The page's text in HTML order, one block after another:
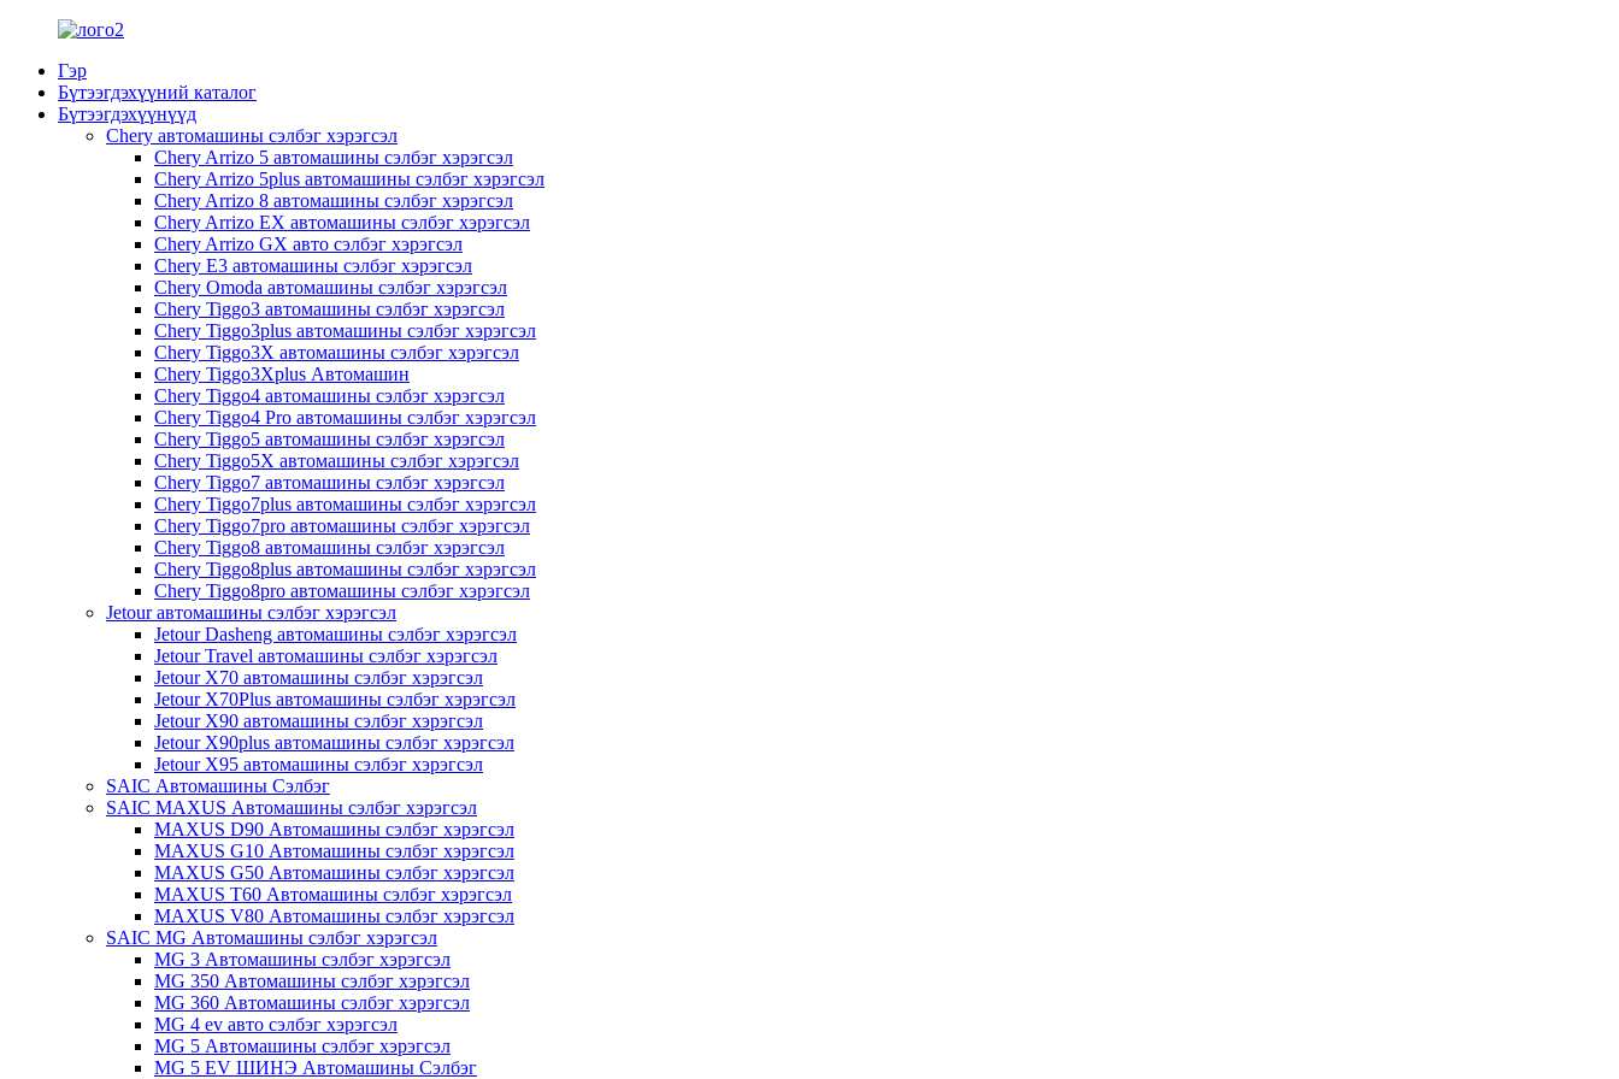
Гэр
Бүтээгдэхүүний каталог
Бүтээгдэхүүнүүд
Chery автомашины сэлбэг хэрэгсэл
Chery Arrizo 5 автомашины сэлбэг хэрэгсэл
Chery Arrizo 5plus автомашины сэлбэг хэрэгсэл
Chery Arrizo 8 автомашины сэлбэг хэрэгсэл
Chery Arrizo EX автомашины сэлбэг хэрэгсэл
Chery Arrizo GX авто сэлбэг хэрэгсэл
Chery E3 автомашины сэлбэг хэрэгсэл
Chery Omoda автомашины сэлбэг хэрэгсэл
Chery Tiggo3 автомашины сэлбэг хэрэгсэл
Chery Tiggo3plus автомашины сэлбэг хэрэгсэл
Chery Tiggo3X автомашины сэлбэг хэрэгсэл
Chery Tiggo3Xplus Автомашин
Chery Tiggo4 автомашины сэлбэг хэрэгсэл
Chery Tiggo4 Pro автомашины сэлбэг хэрэгсэл
Chery Tiggo5 автомашины сэлбэг хэрэгсэл
Chery Tiggo5X автомашины сэлбэг хэрэгсэл
Chery Tiggo7 автомашины сэлбэг хэрэгсэл
Chery Tiggo7plus автомашины сэлбэг хэрэгсэл
Chery Tiggo7pro автомашины сэлбэг хэрэгсэл
Chery Tiggo8 автомашины сэлбэг хэрэгсэл
Chery Tiggo8plus автомашины сэлбэг хэрэгсэл
Chery Tiggo8pro автомашины сэлбэг хэрэгсэл
Jetour автомашины сэлбэг хэрэгсэл
Jetour Dasheng автомашины сэлбэг хэрэгсэл
Jetour Travel автомашины сэлбэг хэрэгсэл
Jetour X70 автомашины сэлбэг хэрэгсэл
Jetour X70Plus автомашины сэлбэг хэрэгсэл
Jetour X90 автомашины сэлбэг хэрэгсэл
Jetour X90plus автомашины сэлбэг хэрэгсэл
Jetour X95 автомашины сэлбэг хэрэгсэл
SAIC Автомашины Сэлбэг
SAIC MAXUS Автомашины сэлбэг хэрэгсэл
MAXUS D90 Автомашины сэлбэг хэрэгсэл
MAXUS G10 Автомашины сэлбэг хэрэгсэл
MAXUS G50 Автомашины сэлбэг хэрэгсэл
MAXUS T60 Автомашины сэлбэг хэрэгсэл
MAXUS V80 Автомашины сэлбэг хэрэгсэл
SAIC MG Автомашины сэлбэг хэрэгсэл
MG 3 Автомашины сэлбэг хэрэгсэл
MG 350 Автомашины сэлбэг хэрэгсэл
MG 360 Автомашины сэлбэг хэрэгсэл
MG 4 ev авто сэлбэг хэрэгсэл
MG 5 Автомашины сэлбэг хэрэгсэл
MG 5 EV ШИНЭ Автомашины Сэлбэг